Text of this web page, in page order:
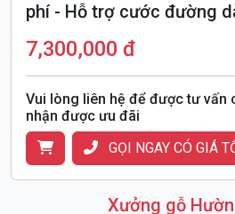
phí - Hỗ trợ cước đường
7,300,000 đ
Vui lòng liên hệ để được tư vấn
nhận được ưu đãi
GỌI NGAY CÓ GIÁ
Xưởng gỗ